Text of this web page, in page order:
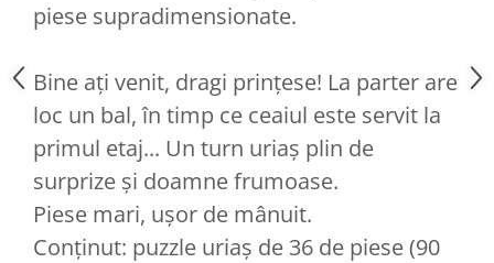
piese supradimensionate.
Bine ați venit, dragi prințese! La parter are
loc un bal, în timp ce ceaiul este servit la
primul etaj... Un turn uriaș plin de
surprize și doamne frumoase.
Piese mari, ușor de mânuit.
Conținut: puzzle uriaș de 36 de piese (90